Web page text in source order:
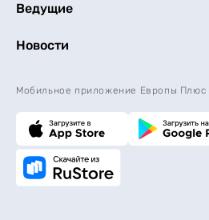
Ведущие
Новости
Мобильное приложение Европы Плюс